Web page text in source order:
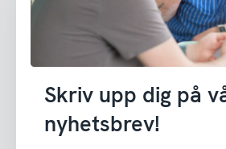
Skriv upp dig på
nyhetsbrev!